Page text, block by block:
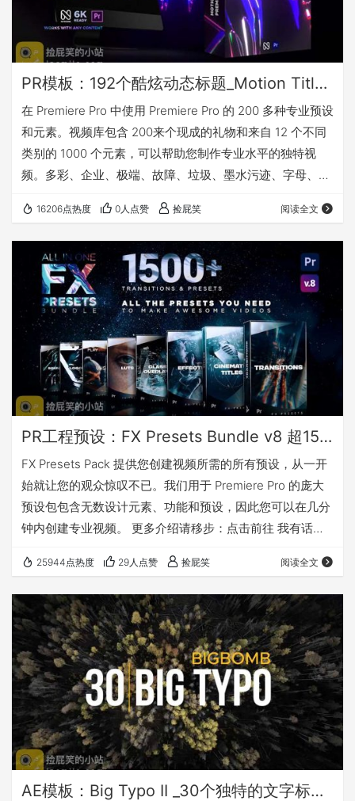
PR模板：192个酷炫动态标题_Motion Titles Library（mogrt）
在 Premiere Pro 中使用 Premiere Pro 的 200 多种专业预设
和元素。视频库包含 200来个现成的礼物和来自 12 个不同
类别的 1000 个元素，可以帮助您制作专业水平的独特视
频。多彩、企业、极端、故障、垃圾、墨水污迹、字母、现
的元素，并营造出独特的时尚外观。一键应用预设，更改文
本并使用控制面板更改效果和颜色。 该工具包非常适合创建
独特的开场白、幻灯片、电视节目宣传片等。所有预设都包
含各种可编辑的效果、动画和过渡。它可用于任何类型…
16206点热度 0人点赞 捡屁笑 阅读全文
PR工程预设：FX Presets Bundle v8 超1500个转场过渡文字标题特效VHS调色LUTS图标Logo动画音效等
FX Presets Pack 提供您创建视频所需的所有预设，从一开
始就让您的观众惊叹不已。我们用于 Premiere Pro 的庞大
预设包包含无数设计元素、功能和预设，因此您可以在几分
钟内创建专业视频。 更多介绍请移步：点击前往 我有话要
址 网站默认解压密码：jpsmile.com
25944点热度 29人点赞 捡屁笑 阅读全文
AE模板：Big Typo II _30个独特的文字标题动画